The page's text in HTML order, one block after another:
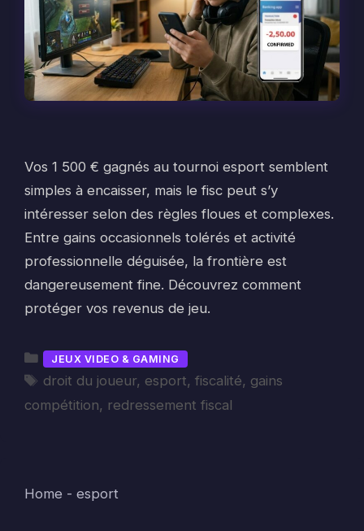
Vos 1 500 € gagnés au tournoi esport semblent
simples à encaisser, mais le fisc peut s’y
intéresser selon des règles floues et complexes.
Entre gains occasionnels tolérés et activité
professionnelle déguisée, la frontière est
dangereusement fine. Découvrez comment
protéger vos revenus de jeu.
Catégories
JEUX VIDEO & GAMING
Étiquettes
droit du joueur, esport,fiscalité, gains
compétition, redressement fiscal
Home - esport